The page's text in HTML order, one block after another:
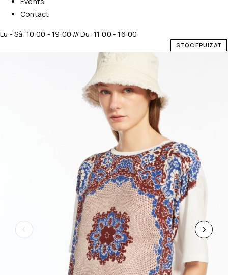
Contact
Lu - Sâ: 10:00 - 19:00 /// Du: 11:00 - 16:00
STOC EPUIZAT